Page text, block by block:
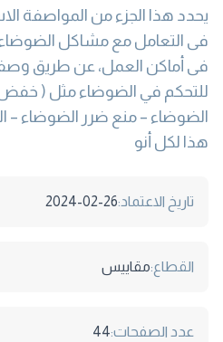
يحدد هذا الجزء من المواصفة
فى التعامل مع مشاكل
فى أماكن العمل، عن طريق
للتحكم في الضوضاء مثل ( خفض
الضوضاء – منع ضرر الضوضاء
هذا لكل أنو
تاريخ الاعتماد:2024-02-26
القطاع:مقاييس
عدد الصفحات:44